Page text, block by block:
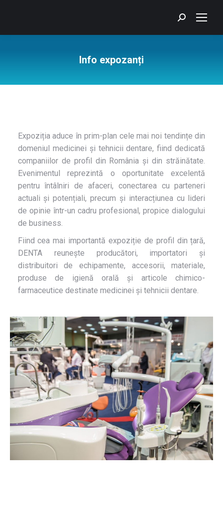
Search:
Info expozanți
Expoziția aduce în prim-plan cele mai noi tendințe din
domeniul medicinei și tehnicii dentare, fiind dedicată
companiilor de profil din România și din străinătate.
Evenimentul reprezintă o oportunitate excelentă
pentru întâlniri de afaceri, conectarea cu parteneri
actuali și potențiali, precum și interacțiunea cu lideri
de opinie într-un cadru profesional, propice dialogului
de business.
Fiind cea mai importantă expoziție de profil din țară,
DENTA reunește producători, importatori și
distribuitori de echipamente, accesorii, materiale,
produse de igienă orală și articole chimico-
farmaceutice destinate medicinei și tehnicii dentare.